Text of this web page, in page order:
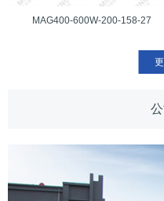
MAG400-600W-200-158-27